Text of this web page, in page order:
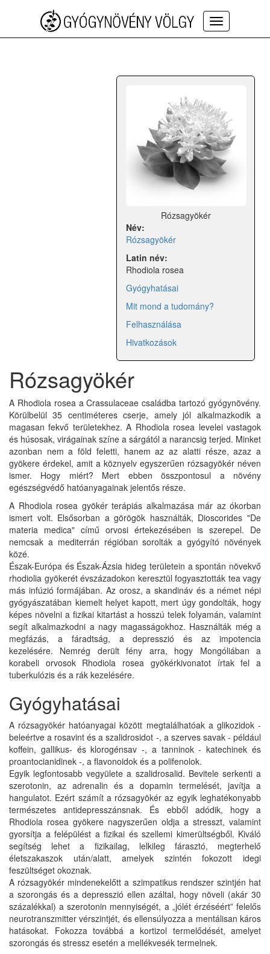
Toggle
navigation
Rózsagyökér
Név:
Rózsagyökér
Latin név:
Rhodiola rosea
Gyógyhatásai
Mit mond a tudomány?
Felhasználása
Hivatkozások
Rózsagyökér
A Rhodiola rosea a Crassulaceae családba tartozó gyógynövény.
Körülbelül 35 centiméteres cserje, amely jól alkalmazkodik a
magasan fekvő területekhez. A Rhodiola rosea levelei vastagok
és húsosak, virágainak színe a sárgától a narancsig terjed. Minket
azonban nem a föld feletti, hanem az az alatti része, azaz a
gyökere érdekel, amit a köznyelv egyszerűen rózsagyökér néven
ismer. Hogy miért? Mert ebben összpontosul a növény
egészségvédő hatóanyagainak jelentős része.
A Rhodiola rosea gyökér terápiás alkalmazása már az ókorban
ismert volt. Elsősorban a görögök használták, Dioscorides "De
materia medica" című orvosi értekezésében is szerepel. De
nemcsak a mediterrán régióban sorolták a gyógyító növények
közé.
Észak-Európa és Észak-Ázsia hideg területein a spontán növekvő
rhodiolia gyökerét évszázadokon keresztül fogyasztották tea vagy
más infúzió formájában. Az orosz, a skandináv és a német népi
gyógyászatában kiemelt helyet kapott, mert úgy gondolták, hogy
képes növelni a fizikai kitartást a hosszú telek folyamán, valamint
segít alkalmazkodni a nagy magasságokhoz. Használták még a
megfázás, a fáradtság, a depresszió és az impotencia
kezelésére. Nemrég derült fény arra, hogy Mongóliában a
korabeli orvosok Rhodiola rosea gyökérkivonatot írtak fel a
tuberkulózis és a rák kezelésére.
Gyógyhatásai
A rózsagyökér hatóanyagai között megtalálhatóak a glikozidok -
beleértve a rosavint és a szalidrosidot -, a szerves savak - például
koffein, gallikus- és klorogénsav -, a tanninok - katechinek és
proantocianidinek -, a flavonoidok és a polifenolok.
Egyik legfontosabb vegyülete a szalidrosalid. Bevitele serkenti a
szerotonin, az adrenalin és a dopamin termelését, javítja a
hangulatot. Ezért számít a rózsagyökér az egyik leghatékonyabb
természetes antidepresszánsnak. És ebből adódik, hogy a
Rhodiola rosea gyökere nagyszerűen oldja a stresszt, valamint
gyorsítja a felépülést a fizikai és szellemi kimerültségből. Kiváló
segítség lehet a fizikailag, lelkileg fárasztó, megterhelő
életszakaszok után/alatt, amelyek szintén fokozott idegi
feszültséget okoznak.
A rózsagyökér mindenekelőtt a szimpatikus rendszer szintjén hat
a szorongás és a depresszió ellen azáltal, hogy növeli (akár 30
százalékkal) a szerotonin mennyiségét, a „jólét érzéséért” felelős
neurotranszmitter vérszintjét, és ellensúlyozza a mentálisan káros
hatásokat. Fokozza továbbá a kortizol termelődését, amelyet
szorongás és stressz esetén a mellékvesék termelnek.